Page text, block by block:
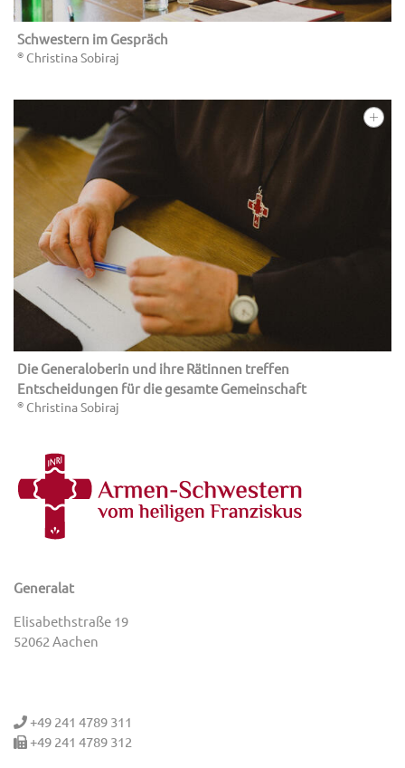
Schwestern im Gespräch
© Christina Sobiraj
Die Generaloberin und ihre Rätinnen treffen
Entscheidungen für die gesamte Gemeinschaft
© Christina Sobiraj
Generalat
Elisabethstraße 19
52062 Aachen
+49 241 4789 311
+49 241 4789 312